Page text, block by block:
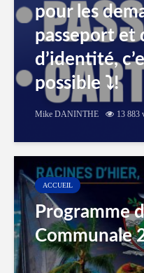
pour les
passeport et
d’identité,
possible ⤵️!
Mike DANINTHE 13 883
ACCUEIL
Programme
Communale